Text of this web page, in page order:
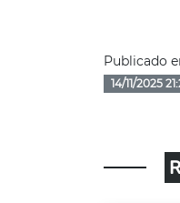
Publicado
14/11/2025